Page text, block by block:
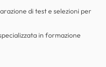
di test e selezioni per
in formazione